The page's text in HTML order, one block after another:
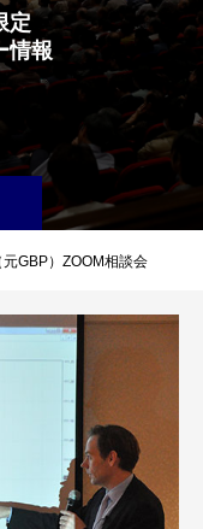
定
情報
GBP）ZOOM相談会